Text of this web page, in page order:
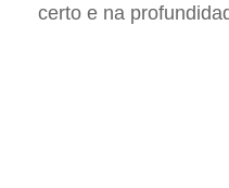
certo e na